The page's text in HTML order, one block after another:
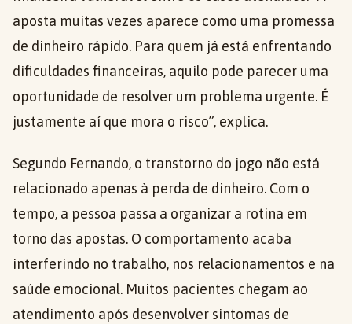
aposta muitas vezes aparece como uma promessa
de dinheiro rápido. Para quem já está enfrentando
dificuldades financeiras, aquilo pode parecer uma
oportunidade de resolver um problema urgente. É
justamente aí que mora o risco”, explica.
Segundo Fernando, o transtorno do jogo não está
relacionado apenas à perda de dinheiro. Com o
tempo, a pessoa passa a organizar a rotina em
torno das apostas. O comportamento acaba
interferindo no trabalho, nos relacionamentos e na
saúde emocional. Muitos pacientes chegam ao
atendimento após desenvolver sintomas de